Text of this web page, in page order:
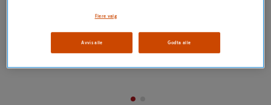
Flere valg
Avvis alle Godta alle